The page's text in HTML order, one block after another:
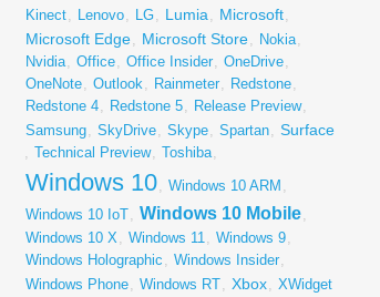
Kinect, Lenovo, LG, Lumia, Microsoft,
Microsoft Edge, Microsoft Store, Nokia,
Nvidia, Office, Office Insider, OneDrive,
OneNote, Outlook, Rainmeter, Redstone,
Redstone 4, Redstone 5, Release Preview,
Samsung, SkyDrive, Skype, Spartan, Surface
, Technical Preview, Toshiba,
Windows 10, Windows 10 ARM ,
Windows 10 IoT, Windows 10 Mobile,
Windows 10 X, Windows 11, Windows 9,
Windows Holographic , Windows Insider,
Windows Phone, Windows RT, Xbox, XWidget